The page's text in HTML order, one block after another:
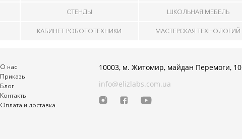
СТЕНДЫ ШКОЛЬНАЯ МЕБЕЛЬ
КАБИНЕТ РОБОТОТЕХНИКИ МАСТЕРСКАЯ ТЕХНОЛОГИЙ
О нас
Приказы
Блог
Контакты
Оплата и доставка
10003, м. Житомир, майдан Перемоги, 10
info@elizlabs.com.ua